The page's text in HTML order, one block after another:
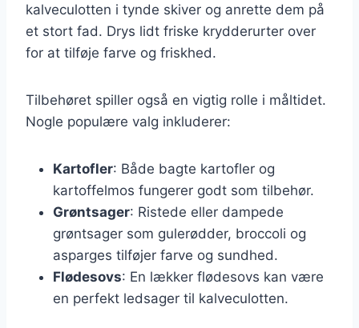
kalveculotten i tynde skiver og anrette dem på
et stort fad. Drys lidt friske krydderurter over
for at tilføje farve og friskhed.
Tilbehøret spiller også en vigtig rolle i måltidet.
Nogle populære valg inkluderer:
Kartofler: Både bagte kartofler og
kartoffelmos fungerer godt som tilbehør.
Grøntsager: Ristede eller dampede
grøntsager som gulerødder, broccoli og
asparges tilføjer farve og sundhed.
Flødesovs: En lækker flødesovs kan være
en perfekt ledsager til kalveculotten.